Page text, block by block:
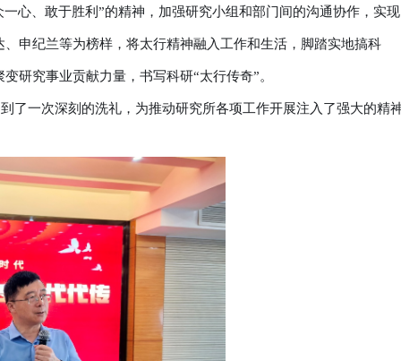
心、敢于胜利”的精神，加强研究小组和部门间的沟通协作，实现
申纪兰等为榜样，将太行精神融入工作和生活，脚踏实地搞科
研究事业贡献力量，书写科研“太行传奇”。
了一次深刻的洗礼，为推动研究所各项工作开展注入了强大的精